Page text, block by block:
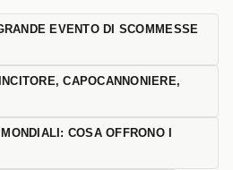
EVENTO DI SCOMMESSE
CAPOCANNONIERE,
COSA OFFRONO I